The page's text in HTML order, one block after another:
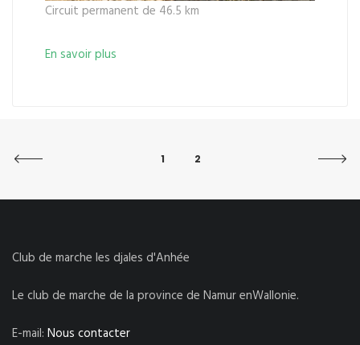
Circuit permanent de 46.5 km
En savoir plus
1 2
Club de marche les djales d'Anhée
Le club de marche de la province de Namur enWallonie.
E-mail: Nous contacter